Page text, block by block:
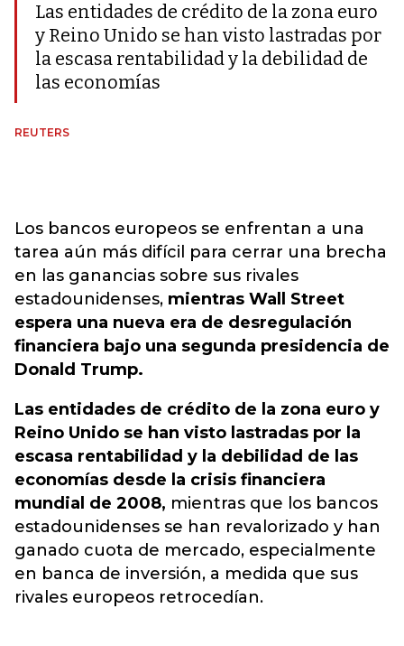
Las entidades de crédito de la zona euro
y Reino Unido se han visto lastradas por
la escasa rentabilidad y la debilidad de
las economías
REUTERS
Los bancos europeos se enfrentan a una
tarea aún más difícil para cerrar una brecha
en las ganancias sobre sus rivales
estadounidenses, mientras Wall Street
espera una nueva era de desregulación
financiera bajo una segunda presidencia de
Donald Trump.
Las entidades de crédito de la zona euro y
Reino Unido se han visto lastradas por la
escasa rentabilidad y la debilidad de las
economías desde la crisis financiera
mundial de 2008, mientras que los bancos
estadounidenses se han revalorizado y han
ganado cuota de mercado, especialmente
en banca de inversión, a medida que sus
rivales europeos retrocedían.